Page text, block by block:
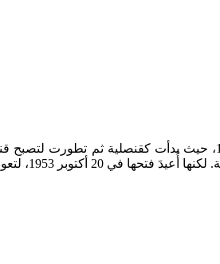
للمواطنين والمقيمين في المانيا.